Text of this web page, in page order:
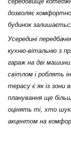
дозволяє
будинок
Усередині
кухню-вітальню з
гараж на дві
світлом і роблять
терасу є як із зони
планування ще
оцінять ті, хто
акцентом на